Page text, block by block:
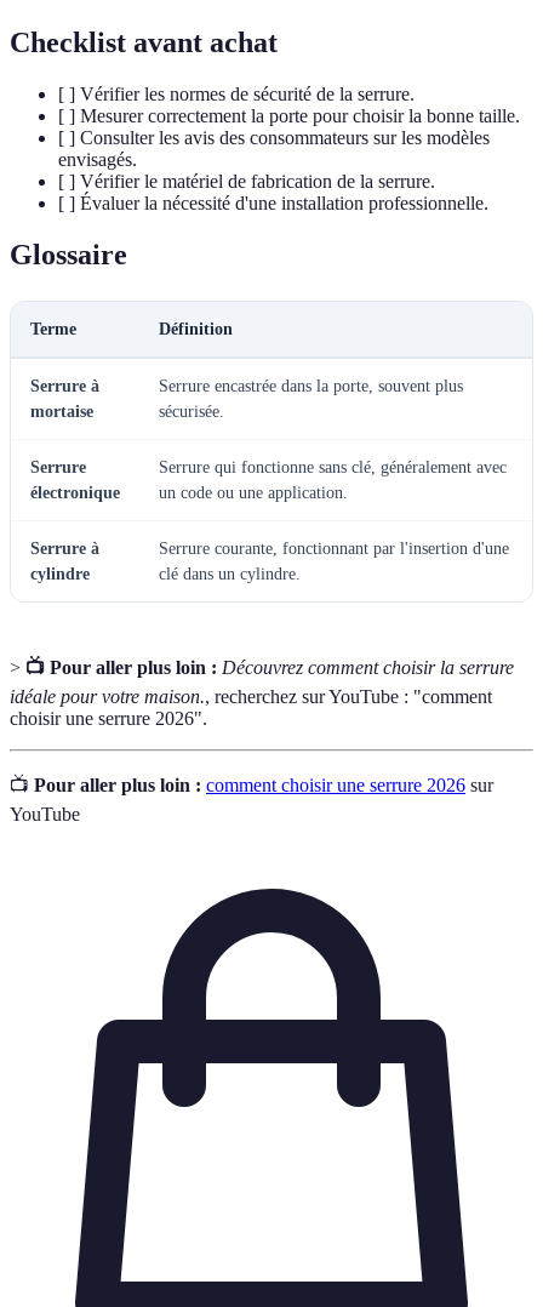
Checklist avant achat
[ ] Vérifier les normes de sécurité de la serrure.
[ ] Mesurer correctement la porte pour choisir la bonne taille.
[ ] Consulter les avis des consommateurs sur les modèles
envisagés.
[ ] Vérifier le matériel de fabrication de la serrure.
[ ] Évaluer la nécessité d'une installation professionnelle.
Glossaire
Terme Définition
Serrure à
mortaise
Serrure encastrée dans la porte, souvent plus
sécurisée.
Serrure
électronique
Serrure qui fonctionne sans clé, généralement avec
un code ou une application.
Serrure à
cylindre
Serrure courante, fonctionnant par l'insertion d'une
clé dans un cylindre.
> 📺 Pour aller plus loin : Découvrez comment choisir la serrure
idéale pour votre maison., recherchez sur YouTube : "comment
choisir une serrure 2026".
📺 Pour aller plus loin : comment choisir une serrure 2026 sur
YouTube